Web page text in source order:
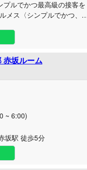
です かつ、高級を
ピストとの空間をお楽し
赤坂ルーム
~ 6:00)
坂駅 徒歩5分